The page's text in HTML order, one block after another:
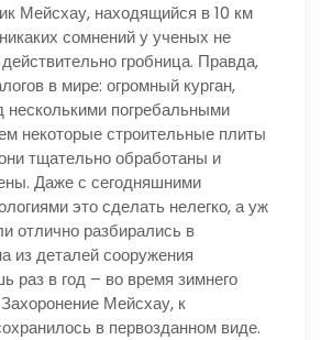
Мейсхау, находящийся в 10 км
сомнений у ученых не
гробница. Правда,
в мире: огромный курган,
погребальными
некоторые строительные плиты
тщательно обработаны и
Даже с сегодняшними
это сделать нелегко, а уж
отлично разбирались в
из деталей сооружения
раз в год – во время зимнего
Мейсхау, к
в первозданном виде.